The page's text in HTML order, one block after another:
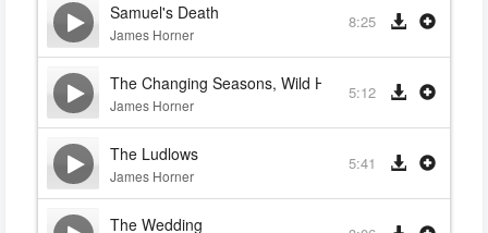
Samuel's Death
James Horner
8:25
The Changing Seasons, Wild Horses, Tristan's Return
James Horner
5:12
The Ludlows
James Horner
5:41
The Wedding